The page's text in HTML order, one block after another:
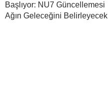
Başlıyor: NU7 Güncellemesi
Ağın Geleceğini Belirleyecek